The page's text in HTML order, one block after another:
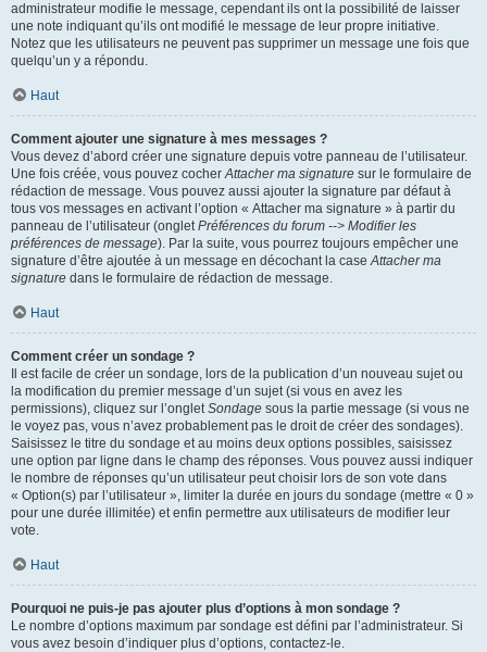
administrateur modifie le message, cependant ils ont la possibilité de laisser
une note indiquant qu’ils ont modifié le message de leur propre initiative.
Notez que les utilisateurs ne peuvent pas supprimer un message une fois que
quelqu’un y a répondu.
Haut
Comment ajouter une signature à mes messages ?
Vous devez d’abord créer une signature depuis votre panneau de l’utilisateur.
Une fois créée, vous pouvez cocherAttacher ma signature sur le formulaire de
rédaction de message. Vous pouvez aussi ajouter la signature par défaut à
tous vos messages en activant l’option « Attacher ma signature » à partir du
panneau de l’utilisateur (ongletPréférences du forum --> Modifier les
préférences de message). Par la suite, vous pourrez toujours empêcher une
signature d’être ajoutée à un message en décochant la caseAttacher ma
signature dans le formulaire de rédaction de message.
Haut
Comment créer un sondage ?
Il est facile de créer un sondage, lors de la publication d’un nouveau sujet ou
la modification du premier message d’un sujet (si vous en avez les
permissions), cliquez sur l’ongletSondage sous la partie message (si vous ne
le voyez pas, vous n’avez probablement pas le droit de créer des sondages).
Saisissez le titre du sondage et au moins deux options possibles, saisissez
une option par ligne dans le champ des réponses. Vous pouvez aussi indiquer
le nombre de réponses qu’un utilisateur peut choisir lors de son vote dans
« Option(s) par l’utilisateur », limiter la durée en jours du sondage (mettre « 0 »
pour une durée illimitée) et enfin permettre aux utilisateurs de modifier leur
vote.
Haut
Pourquoi ne puis-je pas ajouter plus d’options à mon sondage ?
Le nombre d’options maximum par sondage est défini par l’administrateur. Si
vous avez besoin d’indiquer plus d’options, contactez-le.